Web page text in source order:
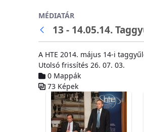
Ugrás a fő tartalomhoz
MÉDIATÁR
13 - 14.05.14.
A HTE 2014. május 14-i
Utolsó frissítés 26. 07. 03.
0 Mappák
73 Képek
Médiatár